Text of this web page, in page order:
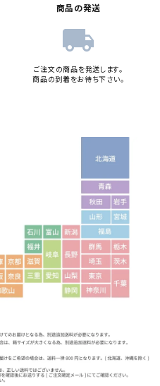
商品の発送
local_shipping
ご注文の商品を発送します。
商品の到着をお待ち下さい。